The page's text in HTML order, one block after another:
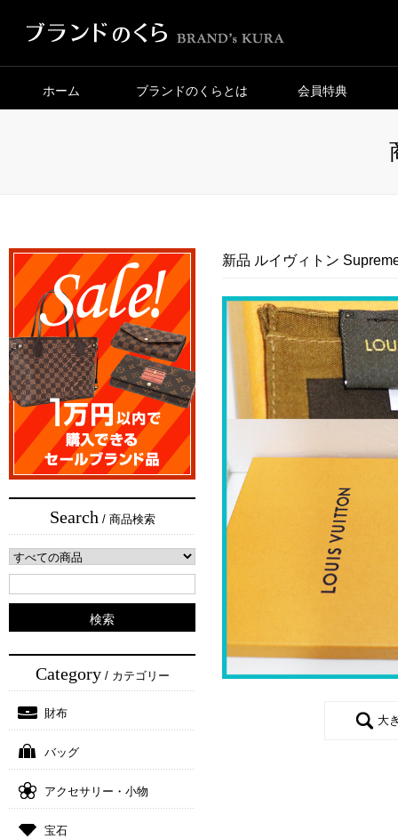
ホーム ブランドのくらとは 会員特典
Search/ 商品検索
Category/ カテゴリー
財布
バッグ
アクセサリー・小物
宝石
新品 ルイヴィトン
大